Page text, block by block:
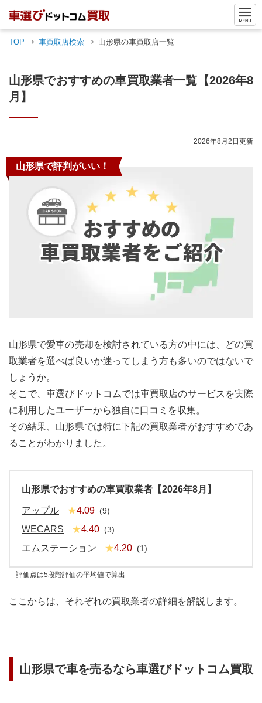
TOP 車買取店検索 山形県の車買取店一覧
山形県でおすすめの車買取業者一覧 【2026年8
月】
2026年8月2日 更新
山形県で評判がいい！
山形県で愛車の売却を検討されている方の中には、どの買
取業者を選べば良いか迷ってしまう方も多いのではないで
しょうか。
そこで、車選びドットコムでは車買取店のサービスを実際
に利用したユーザーから独自に口コミを収集。
その結果、 山形県では特に下記の買取業者がおすすめであ
ることがわかりました。
山形県でおすすめの車買取業者 【2026年8月】
アップル 4.09 (9)
WECARS 4.40 (3)
エムステーション 4.20 (1)
評価点は5段階評価の平均値で算出
ここからは、それぞれの買取業者の詳細を解説します。
山形県で車を売るなら車選びドットコム買取